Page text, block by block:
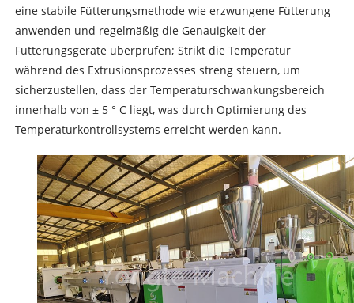
eine stabile Fütterungsmethode wie erzwungene Fütterung
anwenden und regelmäßig die Genauigkeit der
Fütterungsgeräte überprüfen; Strikt die Temperatur
während des Extrusionsprozesses streng steuern, um
sicherzustellen, dass der Temperaturschwankungsbereich
innerhalb von ± 5 ° C liegt, was durch Optimierung des
Temperaturkontrollsystems erreicht werden kann.